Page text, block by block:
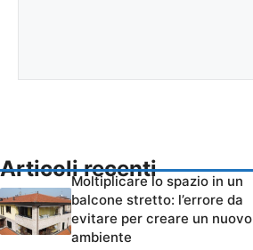
Articoli recenti
Moltiplicare lo spazio in un
balcone stretto: l’errore da
evitare per creare un nuovo
ambiente